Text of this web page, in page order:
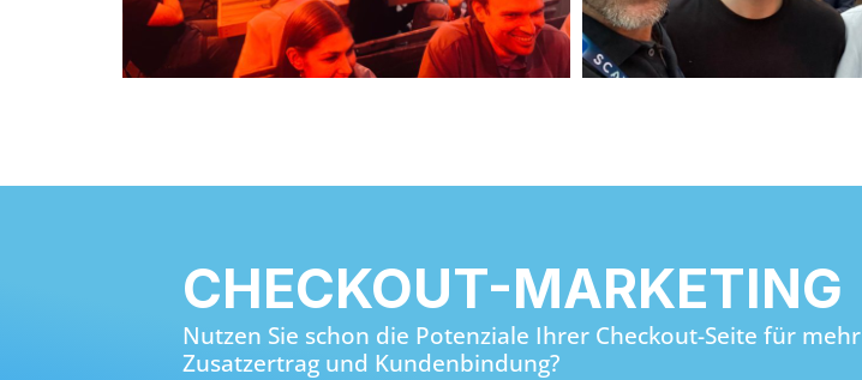
CHECKOUT-MARKETING
Nutzen Sie schon die Potenziale Ihrer Checkout-Seite für mehr
Zusatzertrag und Kundenbindung?